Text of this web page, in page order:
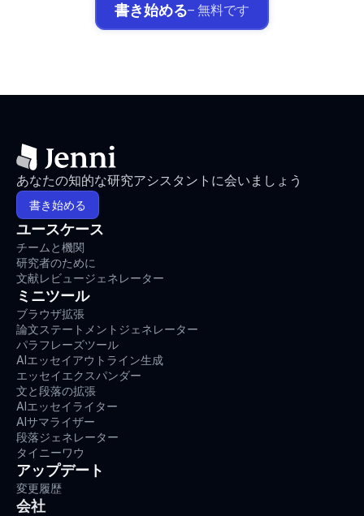
書き始める– 無料です
あなたの知的な研究アシスタントに会いましょう
書き始める
ユースケース
チームと機関
研究者のために
文献レビュージェネレーター
ミニツール
ブラウザ拡張
論文ステートメントジェネレーター
パラフレーズツール
AIエッセイアウトライン生成
エッセイエクスパンダー
文と段落の拡張
AIエッセイライター
AIサマライザー
段落ジェネレーター
タイニーワウ
アップデート
変更履歴
会社